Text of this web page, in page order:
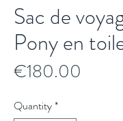
Sac de
Pony en
€180.00
Quantity*